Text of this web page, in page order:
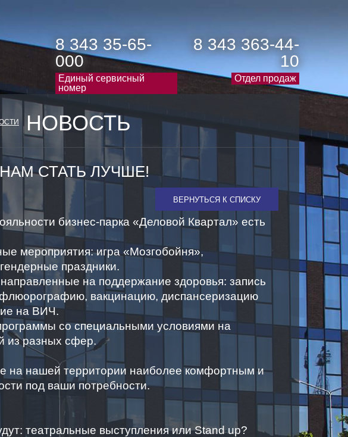
8 343 35-65-
000
Единый сервисный
номер
8 343 363-44-
10
Отдел продаж
НОВОСТЬ
СТАТЬ ЛУЧШЕ!
ВЕРНУТЬСЯ К СПИСКУ
бизнес-парка «Деловой Квартал» есть
мероприятия: игра «Мозгобойня»,
праздники.
на поддержание здоровья: запись
вакцинацию, диспансеризацию
на ВИЧ.
со специальными условиями на
из разных сфер.
на нашей территории наиболее комфортным и
под ваши потребности.
театральные выступления или Stand up?